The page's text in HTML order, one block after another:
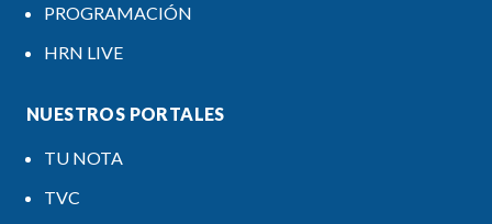
PROGRAMACIÓN
HRN LIVE
NUESTROS PORTALES
TU NOTA
TVC